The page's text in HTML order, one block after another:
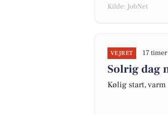
Kilde: JobNet
VEJRET 17
Solrig dag
Kølig start,